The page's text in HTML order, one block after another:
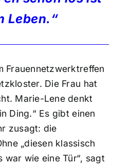
Leben.“
Frauennetzwerktreffen
Die Frau hat
Marie-Lene denkt
Ding.“ Es gibt einen
zusagt: die
„diesen klassisch
war wie eine Tür“, sagt